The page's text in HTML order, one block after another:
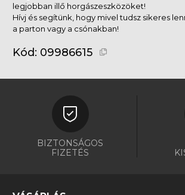
legjobban illő horgászeszközöket!
Hívj és segítünk, hogy mivel tudsz sikeres
a parton vagy a csónakban!
Kód: 09986615
BIZTONSÁGOS
FIZETÉS